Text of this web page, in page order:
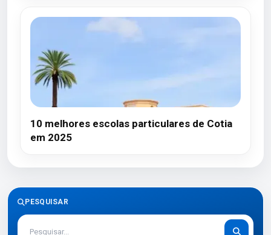
10 melhores escolas particulares de Cotia
em 2025
PESQUISAR